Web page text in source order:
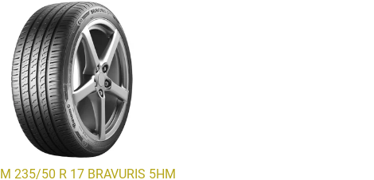
235/50 R 17 BRAVURIS 5HM